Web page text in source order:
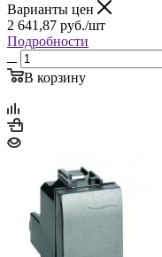
Варианты цен
2 641,87 руб./шт
Подробности
В корзину